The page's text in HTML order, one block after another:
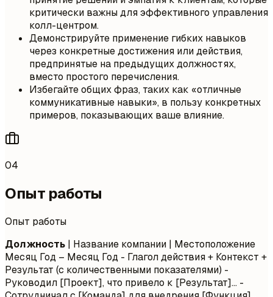
критически важны для эффективного управления
колл-центром.
Демонстрируйте применение гибких навыков
через конкретные достижения или действия,
предпринятые на предыдущих должностях,
вместо простого перечисления.
Избегайте общих фраз, таких как «отличные
коммуникативные навыки», в пользу конкретных
примеров, показывающих ваше влияние.
04
Опыт работы
Опыт работы
Должность | Название компании | Местоположение
Месяц Год – Месяц Год - Глагол действия + Контекст +
Результат (с количественными показателями) -
Руководил [Проект], что привело к [Результат]... -